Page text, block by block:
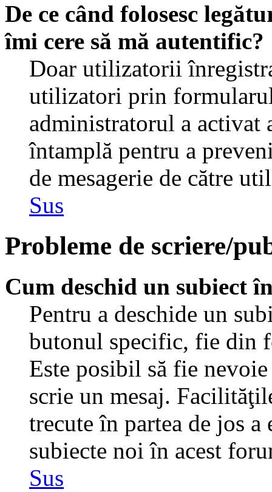
De ce când folosesc
îmi cere să mă autentific?
Doar utilizatorii
utilizatori prin
administratorul a activat
întamplă pentru a
de mesagerie de către
Sus
Probleme de scriere/
Cum deschid un subiect
Pentru a deschide un
butonul specific, fie din
Este posibil să fie
scrie un mesaj.
trecute în partea de jos
subiecte noi în acest
Sus